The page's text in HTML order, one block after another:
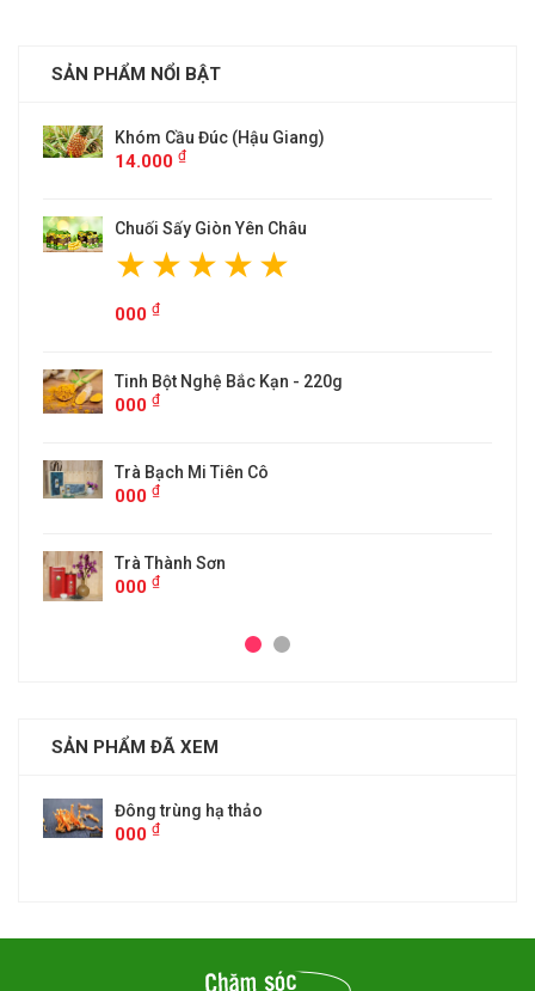
SẢN PHẨM NỔI BẬT
Khóm Cầu Đúc (Hậu Giang)
14.000₫
Chuối Sấy Giòn Yên Châu
000₫
Tinh Bột Nghệ Bắc Kạn - 220g
000₫
Trà Bạch Mi Tiên Cô
000₫
Trà Thành Sơn
000₫
SẢN PHẨM ĐÃ XEM
Đông trùng hạ thảo
000 ₫